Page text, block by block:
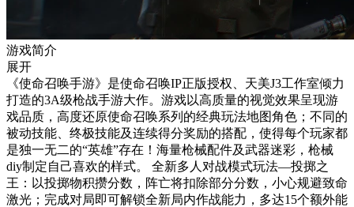
游戏简介
展开
《使命召唤手游》是使命召唤IP正版授权、天美J3工作室倾力
打造的3A级枪战手游大作。游戏以高质量的视觉效果呈现游
戏品质，高度还原使命召唤系列的经典玩法地图角色；不同的
被动技能、终极技能及连续得分奖励的搭配，使得每个玩家都
是独一无二的“英雄”存在！海量枪械配件及武器迷彩，枪械
diy制定自己喜欢的样式。 全新多人对战模式玩法—投掷之
王：以投掷物积攒分数，阵亡将扣除部分分数，小心规避致命
激光；完成对局即可解锁全新局内作战能力，多达15个额外能